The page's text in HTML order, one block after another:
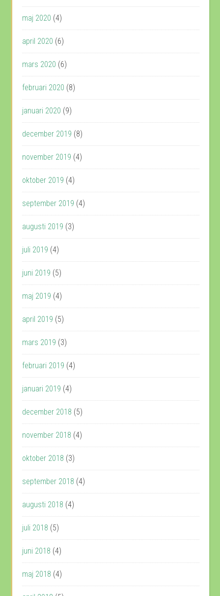
maj 2020 (4)
april 2020 (6)
mars 2020 (6)
februari 2020 (8)
januari 2020 (9)
december 2019 (8)
november 2019 (4)
oktober 2019 (4)
september 2019 (4)
augusti 2019 (3)
juli 2019 (4)
juni 2019 (5)
maj 2019 (4)
april 2019 (5)
mars 2019 (3)
februari 2019 (4)
januari 2019 (4)
december 2018 (5)
november 2018 (4)
oktober 2018 (3)
september 2018 (4)
augusti 2018 (4)
juli 2018 (5)
juni 2018 (4)
maj 2018 (4)